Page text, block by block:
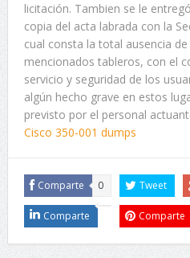
licitación. Tambien se le
copia del acta labrada con la
cual consta la total ausencia
mencionados tableros, con el
servicio y seguridad de los
algún hecho grave en estos
previsto por el personal
Cisco 350-001 dumps
Comparte 0 Tweet
Comparte Comparte